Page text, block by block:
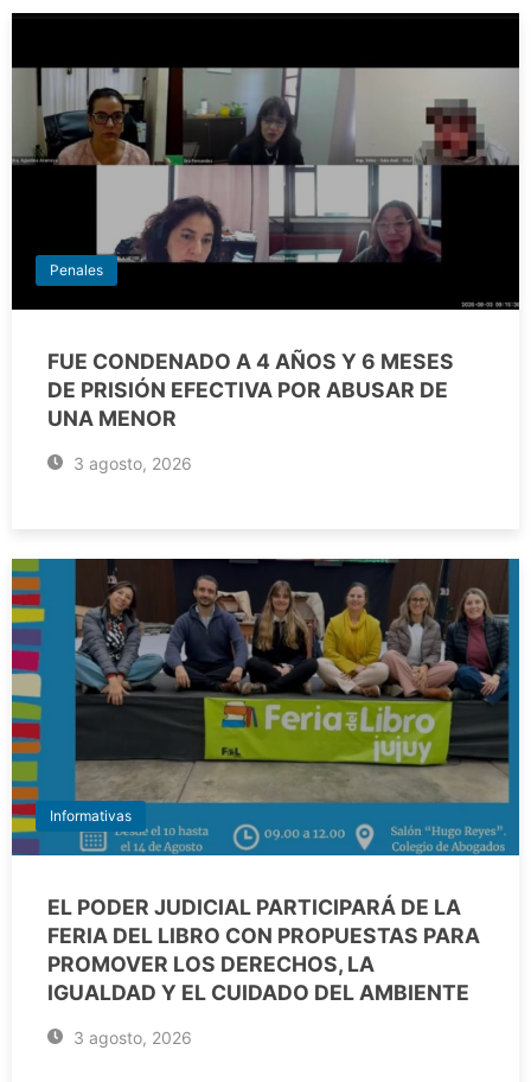
Penales
FUE CONDENADO A 4 AÑOS Y 6 MESES
DE PRISIÓN EFECTIVA POR ABUSAR DE
UNA MENOR
3 agosto, 2026
Informativas
EL PODER JUDICIAL PARTICIPARÁ DE LA
FERIA DEL LIBRO CON PROPUESTAS PARA
PROMOVER LOS DERECHOS, LA
IGUALDAD Y EL CUIDADO DEL AMBIENTE
3 agosto, 2026